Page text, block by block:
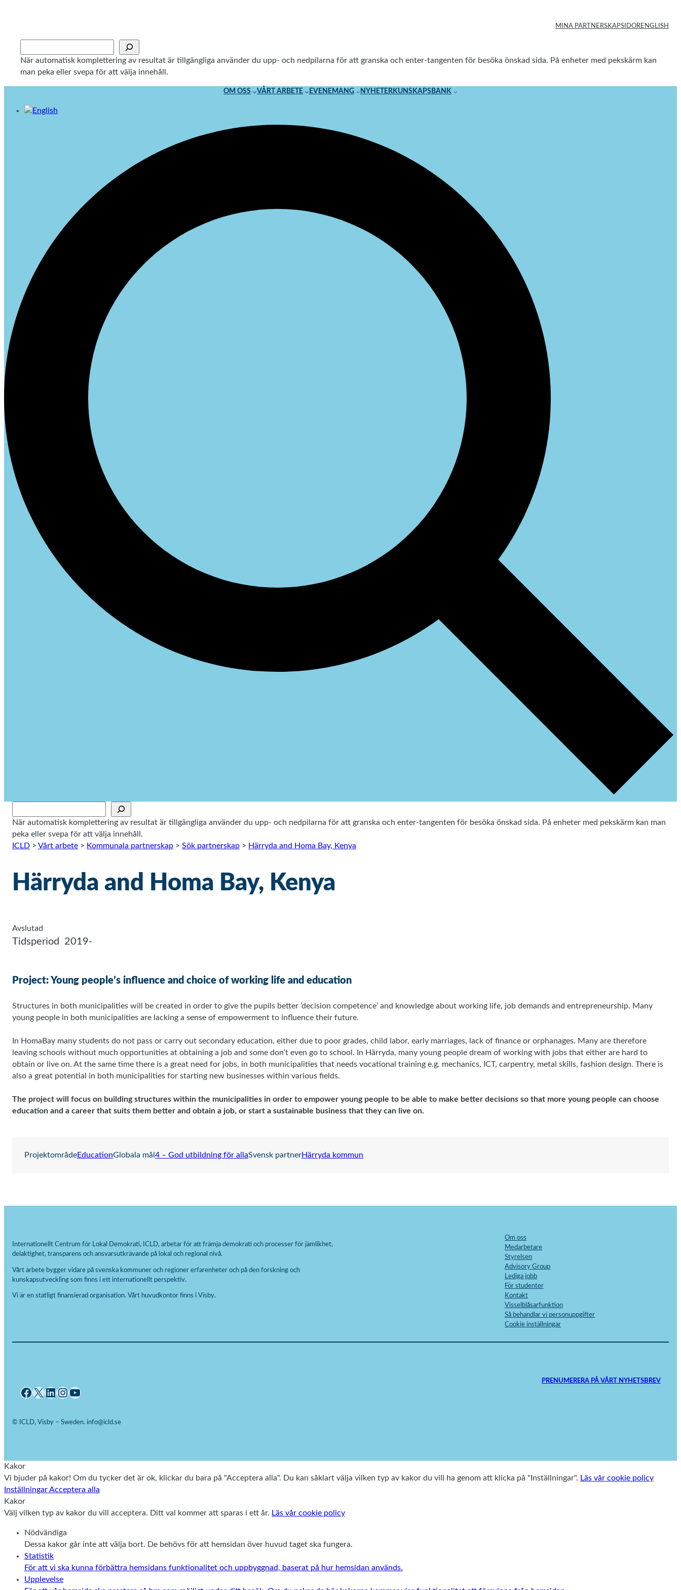
MINA PARTNERSKAPSIDORENGLISH
När automatisk komplettering av resultat är tillgängliga använder du upp- och nedpilarna för att granska och enter-tangenten för besöka önskad sida. På enheter med pekskärm kan
man peka eller svepa för att välja innehåll.
OM OSS VÅRT ARBETE EVENEMANG NYHETER KUNSKAPSBANK
När automatisk komplettering av resultat är tillgängliga använder du upp- och nedpilarna för att granska och enter-tangenten för besöka önskad sida. På enheter med pekskärm kan man
peka eller svepa för att välja innehåll.
ICLD > Vårt arbete > Kommunala partnerskap > Sök partnerskap > Härryda and Homa Bay, Kenya
Härryda and Homa Bay, Kenya
Avslutad
Tidsperiod 2019-
Project: Young people’s influence and choice of working life and education
Structures in both municipalities will be created in order to give the pupils better ’decision competence’ and knowledge about working life, job demands and entrepreneurship. Many
young people in both municipalities are lacking a sense of empowerment to influence their future.
In HomaBay many students do not pass or carry out secondary education, either due to poor grades, child labor, early marriages, lack of finance or orphanages. Many are therefore
leaving schools without much opportunities at obtaining a job and some don’t even go to school. In Härryda, many young people dream of working with jobs that either are hard to
obtain or live on. At the same time there is a great need for jobs, in both municipalities that needs vocational training e.g. mechanics, ICT, carpentry, metal skills, fashion design. There is
also a great potential in both municipalities for starting new businesses within various fields.
The project will focus on building structures within the municipalities in order to empower young people to be able to make better decisions so that more young people can choose
education and a career that suits them better and obtain a job, or start a sustainable business that they can live on.
ProjektområdeEducationGlobala mål 4 – God utbildning för allaSvensk partnerHärryda kommun
Internationellt Centrum för Lokal Demokrati, ICLD, arbetar för att främja demokrati och processer för jämlikhet,
delaktighet, transparens och ansvarsutkrävande på lokal och regional nivå.
Vårt arbete bygger vidare på svenska kommuner och regioner erfarenheter och på den forskning och
kunskapsutveckling som finns i ett internationellt perspektiv.
Vi är en statligt finansierad organisation. Vårt huvudkontor finns i Visby.
Om oss
Medarbetare
Styrelsen
Advisory Group
Lediga jobb
För studenter
Kontakt
Visselblåsarfunktion
Så behandlar vi personuppgifter
Cookie inställningar
Facebook X LinkedIn InstagramYouTube
PRENUMERERA PÅ VÅRT NYHETSBREV
© ICLD, Visby – Sweden. info@icld.se
Kakor
Vi bjuder på kakor! Om du tycker det är ok, klickar du bara på "Acceptera alla". Du kan såklart välja vilken typ av kakor du vill ha genom att klicka på "Inställningar". Läs vår cookie policy
InställningarAcceptera alla
Kakor
Välj vilken typ av kakor du vill acceptera. Ditt val kommer att sparas i ett år. Läs vår cookie policy
Nödvändiga
Dessa kakor går inte att välja bort. De behövs för att hemsidan över huvud taget ska fungera.
Statistik
För att vi ska kunna förbättra hemsidans funktionalitet och uppbyggnad, baserat på hur hemsidan används.
Upplevelse